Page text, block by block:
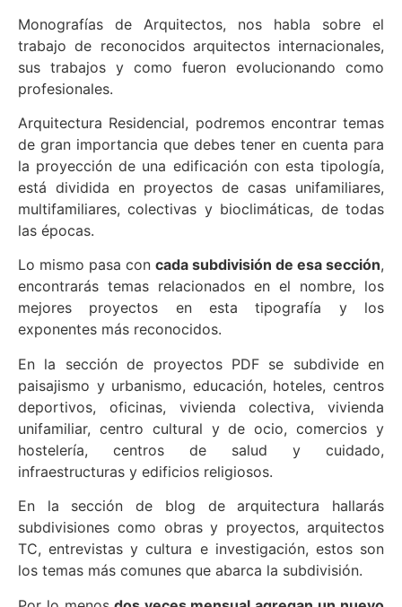
Monografías de Arquitectos, nos habla sobre el
trabajo de reconocidos arquitectos internacionales,
sus trabajos y como fueron evolucionando como
profesionales.
Arquitectura Residencial, podremos encontrar temas
de gran importancia que debes tener en cuenta para
la proyección de una edificación con esta tipología,
está dividida en proyectos de casas unifamiliares,
multifamiliares, colectivas y bioclimáticas, de todas
las épocas.
Lo mismo pasa con cada subdivisión de esa sección,
encontrarás temas relacionados en el nombre, los
mejores proyectos en esta tipografía y los
exponentes más reconocidos.
En la sección de proyectos PDF se subdivide en
paisajismo y urbanismo, educación, hoteles, centros
deportivos, oficinas, vivienda colectiva, vivienda
unifamiliar, centro cultural y de ocio, comercios y
hostelería, centros de salud y cuidado,
infraestructuras y edificios religiosos.
En la sección de blog de arquitectura hallarás
subdivisiones como obras y proyectos, arquitectos
TC, entrevistas y cultura e investigación, estos son
los temas más comunes que abarca la subdivisión.